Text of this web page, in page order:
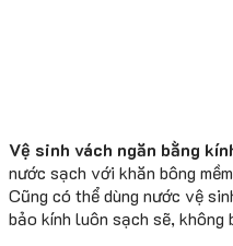
Vệ sinh vách ngăn bằng
nước sạch với khăn bông
Cũng có thể dùng nước vệ
bảo kính luôn sạch sẽ, không